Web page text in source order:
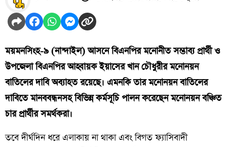
ময়মনসিংহ-৯ (নান্দাইল) আসনে বিএনপির মনোনীত সম্ভাব্য প্রার্থী ও
উপজেলা বিএনপির আহ্বায়ক ইয়াসের খান চৌধুরীর মনোনয়ন
বাতিলের দাবি অব্যাহত রয়েছে। এমনকি তার মনোনয়ন বাতিলের
দাবিতে মানববন্ধনসহ বিভিন্ন কর্মসূচি পালন করেছেন মনোনয়ন বঞ্চিত
চার প্রার্থীর সমর্থকরা।
তবে দীর্ঘদিন ধরে এলাকায় না থাকা এবং বিগত ফ্যাসিবাদী